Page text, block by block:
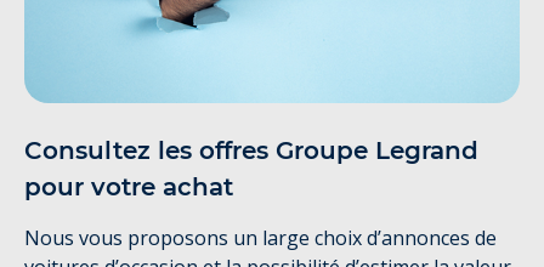
Consultez les offres Groupe Legrand
pour votre achat
Nous vous proposons un large choix d’annonces de